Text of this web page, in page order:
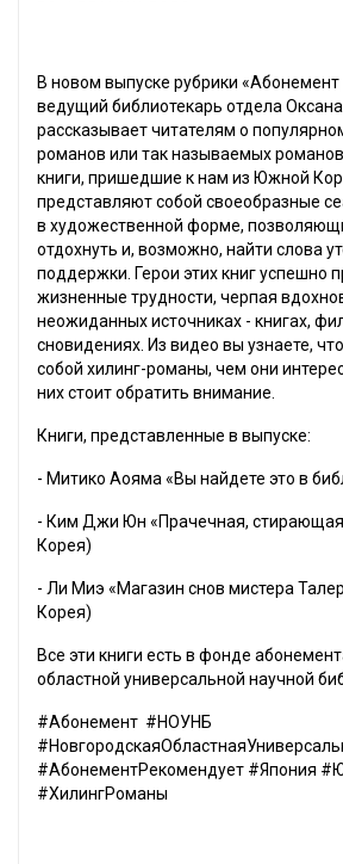
В новом выпуске рубрики
ведущий библиотекарь отдела
рассказывает читателям о
романов или так называемых
книги, пришедшие к нам из Южной
представляют собой своеобразные
в художественной форме,
отдохнуть и, возможно, найти слова
поддержки. Герои этих книг успешно
жизненные трудности, черпая
неожиданных источниках - книгах,
сновидениях. Из видео вы узнаете,
собой хилинг-романы, чем они
них стоит обратить внимание.
Книги, представленные в выпуске:
- Митико Аояма «Вы найдете это в
- Ким Джи Юн «Прачечная,
Корея)
- Ли Миэ «Магазин снов мистера
Корея)
Все эти книги есть в фонде
областной универсальной научной
#Абонемент #НОУНБ
#АбонементРекомендует #Япония
#ХилингРоманы